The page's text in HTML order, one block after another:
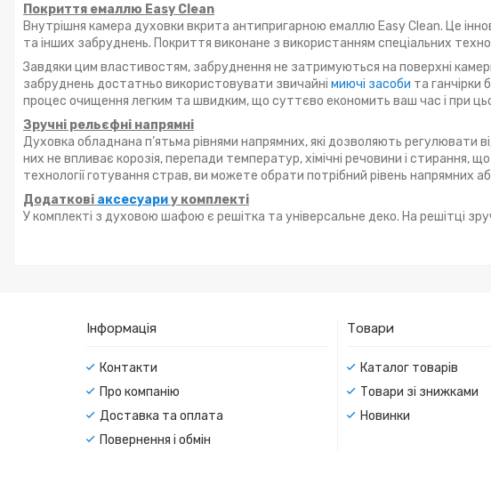
Покриття емаллю Easy Clean
Внутрішня камера духовки вкрита антипригарною емаллю Easy Clean. Це
та інших забруднень. Покриття виконане з використанням спеціальних
Завдяки цим властивостям, забруднення не затримуються на поверхні
забруднень достатньо використовувати звичайні миючі засоби та ганчірки
процес очищення легким та швидким, що суттєво економить ваш час і при
Зручні рельєфні напрямні
Духовка обладнана п’ятьма рівнями напрямних, які дозволяють регулювати
них не впливає корозія, перепади температур, хімічні речовини і стирання,
технології готування страв, ви можете обрати потрібний рівень напрямних
Додаткові аксесуариу комплекті
У комплекті з духовою шафою є решітка та універсальне деко. На решітці
Інформація
Контакти
Про компанію
Доставка та оплата
Повернення і обмін
Товари
Каталог товарів
Товари зі знижками
Новинки